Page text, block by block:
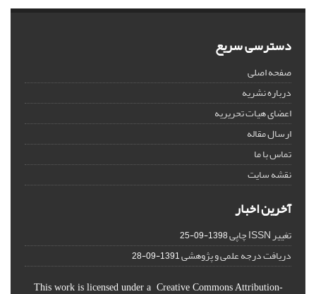
دسترسی سریع
صفحه اصلی
درباره نشریه
اعضای هیات تحریریه
ارسال مقاله
تماس با ما
نقشه سایت
آخرین اخبار
تغییر ISSN چاپی 1398-09-25
دریافت درجه علمی و پژوهشی1391-09-28
This work is licensed under a Creative Commons Attribution-